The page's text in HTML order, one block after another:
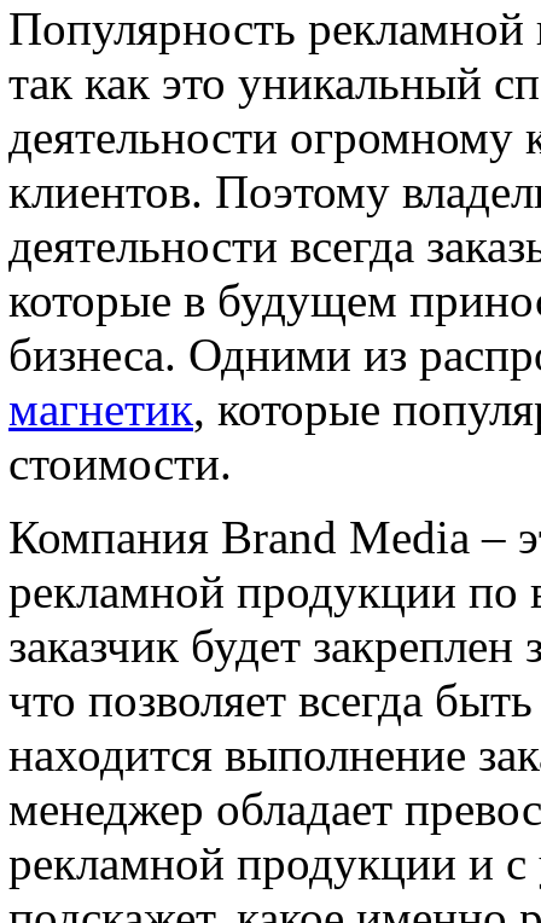
Популярность
так как это уникальный
деятельности огромному
клиентов. Поэтому
деятельности всегда
которые в будущем
бизнеса. Одними из
магнетик, которые
стоимости.
Компания Brand Media –
рекламной продукции
заказчик будет
что позволяет всегда
находится выполнение
менеджер обладает
рекламной продукции и с